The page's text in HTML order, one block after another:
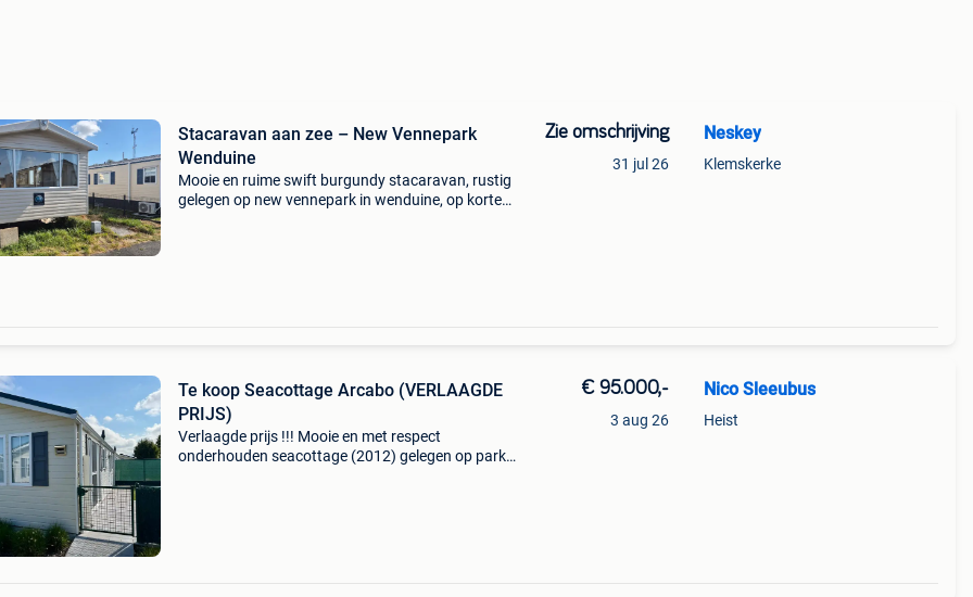
Stacaravan aan zee – New Vennepark
Wenduine
Mooie en ruime swift burgundy stacaravan, rustig
gelegen op new vennepark in wenduine, op korte
Zie omschrijving
31 jul 26
Neskey
Klemskerke
Te koop Seacottage Arcabo (VERLAAGDE
PRIJS)
Verlaagde prijs !!! Mooie en met respect
onderhouden seacottage (2012) gelegen op park
€ 95.000,-
3 aug 26
Nico Sleeubus
Heist